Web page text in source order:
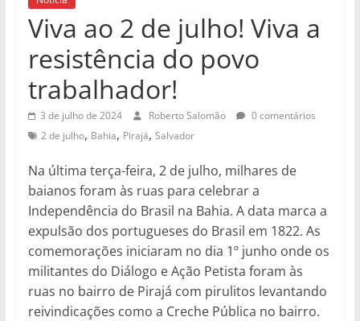
Viva ao 2 de julho! Viva a
resistência do povo
trabalhador!
3 de julho de 2024 Roberto Salomão
0 comentários
2 de julho, Bahia, Pirajá, Salvador
Na última terça-feira, 2 de julho, milhares de
baianos foram às ruas para celebrar a
Independência do Brasil na Bahia. A data marca a
expulsão dos portugueses do Brasil em 1822. As
comemorações iniciaram no dia 1º junho onde os
militantes do Diálogo e Ação Petista foram às
ruas no bairro de Pirajá com pirulitos levantando
reivindicações como a Creche Pública no bairro.